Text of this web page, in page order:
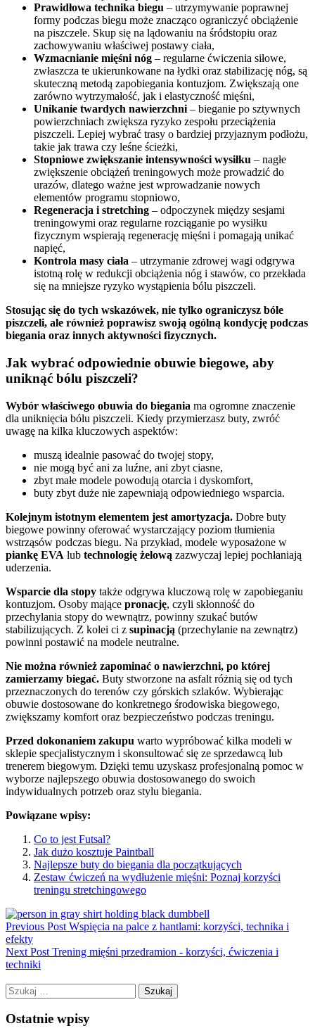
Prawidłowa technika biegu – utrzymywanie poprawnej
formy podczas biegu może znacząco ograniczyć obciążenie
na piszczele. Skup się na lądowaniu na śródstopiu oraz
zachowywaniu właściwej postawy ciała,
Wzmacnianie mięśni nóg – regularne ćwiczenia siłowe,
zwłaszcza te ukierunkowane na łydki oraz stabilizację nóg, są
skuteczną metodą zapobiegania kontuzjom. Zwiększają one
zarówno wytrzymałość, jak i elastyczność mięśni,
Unikanie twardych nawierzchni – bieganie po sztywnych
powierzchniach zwiększa ryzyko zespołu przeciążenia
piszczeli. Lepiej wybrać trasy o bardziej przyjaznym podłożu,
takie jak trawa czy leśne ścieżki,
Stopniowe zwiększanie intensywności wysiłku – nagłe
zwiększenie obciążeń treningowych może prowadzić do
urazów, dlatego ważne jest wprowadzanie nowych
elementów programu stopniowo,
Regeneracja i stretching – odpoczynek między sesjami
treningowymi oraz regularne rozciąganie po wysiłku
fizycznym wspierają regenerację mięśni i pomagają unikać
napięć,
Kontrola masy ciała – utrzymanie zdrowej wagi odgrywa
istotną rolę w redukcji obciążenia nóg i stawów, co przekłada
się na mniejsze ryzyko wystąpienia bólu piszczeli.
Stosując się do tych wskazówek, nie tylko ograniczysz bóle
piszczeli, ale również poprawisz swoją ogólną kondycję podczas
biegania oraz innych aktywności fizycznych.
Jak wybrać odpowiednie obuwie biegowe, aby
uniknąć bólu piszczeli?
Wybór właściwego obuwia do biegania ma ogromne znaczenie
dla uniknięcia bólu piszczeli. Kiedy przymierzasz buty, zwróć
uwagę na kilka kluczowych aspektów:
muszą idealnie pasować do twojej stopy,
nie mogą być ani za luźne, ani zbyt ciasne,
zbyt małe modele powodują otarcia i dyskomfort,
buty zbyt duże nie zapewniają odpowiedniego wsparcia.
Kolejnym istotnym elementem jest amortyzacja. Dobre buty
biegowe powinny oferować wystarczający poziom tłumienia
wstrząsów podczas biegu. Na przykład, modele wyposażone w
piankę EVA lub technologię żelową zazwyczaj lepiej pochłaniają
uderzenia.
Wsparcie dla stopy także odgrywa kluczową rolę w zapobieganiu
kontuzjom. Osoby mające pronację, czyli skłonność do
przechylania stopy do wewnątrz, powinny szukać butów
stabilizujących. Z kolei ci z supinacją (przechylanie na zewnątrz)
powinni postawić na modele neutralne.
Nie można również zapominać o nawierzchni, po której
zamierzamy biegać. Buty stworzone na asfalt różnią się od tych
przeznaczonych do terenów czy górskich szlaków. Wybierając
obuwie dostosowane do konkretnego środowiska biegowego,
zwiększamy komfort oraz bezpieczeństwo podczas treningu.
Przed dokonaniem zakupu warto wypróbować kilka modeli w
sklepie specjalistycznym i skonsultować się ze sprzedawcą lub
trenerem biegowym. Dzięki temu uzyskasz profesjonalną pomoc w
wyborze najlepszego obuwia dostosowanego do swoich
indywidualnych potrzeb oraz stylu biegania.
Powiązane wpisy:
Co to jest Futsal?
Jak dużo kosztuje Paintball
Najlepsze buty do biegania dla początkujących
Zestaw ćwiczeń na wydłużenie mięśni: Poznaj korzyści
treningu stretchingowego
Previous Post Wspięcia na palce z hantlami: korzyści, technika i
efekty
Next Post Trening mięśni przedramion - korzyści, ćwiczenia i
techniki
Szukaj:
Ostatnie wpisy